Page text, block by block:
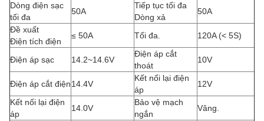
Dòng điện sạc
tối đa
50A
Tiếp tục tối đa
Dòng xả
50A
Đề xuất
Điện tích điện
≤ 50A Tối đa. 120A (< 5S)
Điện áp sạc 14.2~14.6V
Điện áp cắt
thoát
10V
Điện áp cắt điện14.4V
Kết nối lại điện
áp
12V
Kết nối lại điện
áp
14.0V
Bảo vệ mạch
ngắn
Vâng.